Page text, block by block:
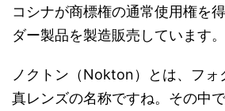
コシナが商標権の通常使用権を
ダー製品を製造販売しています。
ノクトン（Nokton）とは、フォ
真レンズの名称ですね。その中